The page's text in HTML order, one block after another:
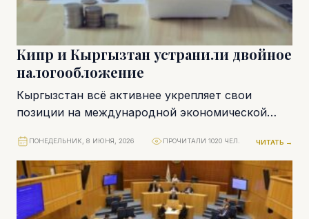
Кипр и Кыргызтан устранили двойное
налогообложение
Кыргызстан всё активнее укрепляет свои
позиции на международной экономической
один из самых высоких темпов...
ПОНЕДЕЛЬНИК, 8 ИЮНЯ, 2026 ПРОЧИТАЛИ 1020 ЧЕЛ. ЧИТАТЬ →